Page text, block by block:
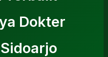
Dokter